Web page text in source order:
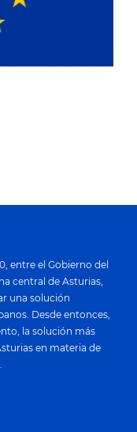
entre el Gobierno del
central de Asturias,
una solución
Desde entonces,
la solución más
en materia de